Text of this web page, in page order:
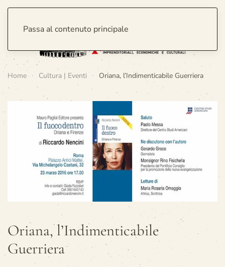
Passa al contenuto principale
Home Cultura | Eventi Oriana, l’Indimenticabile Guerriera
Oriana, l’Indimenticabile
Guerriera